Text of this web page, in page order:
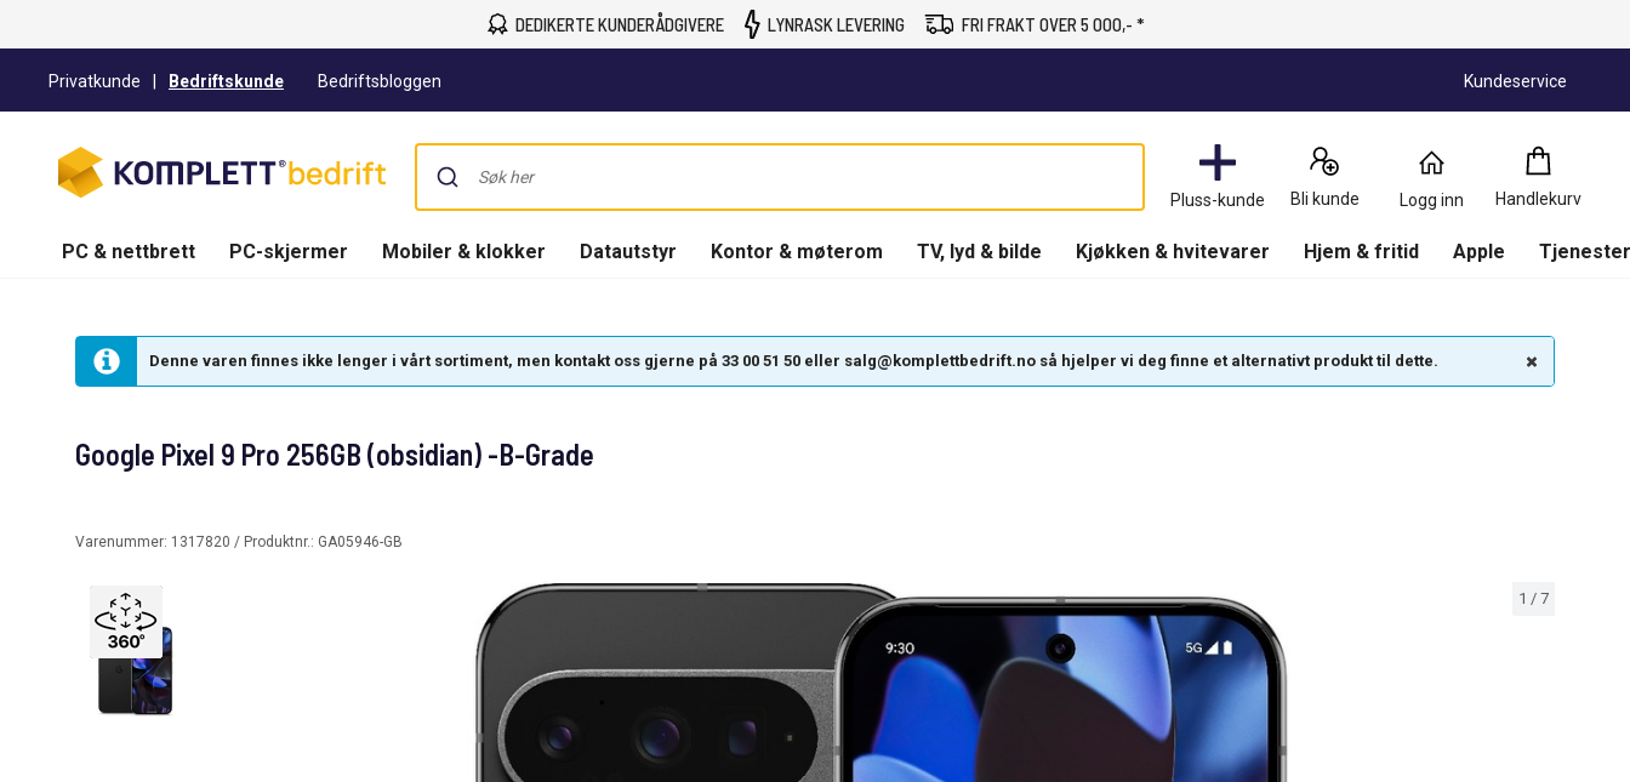
DEDIKERTE KUNDERÅDGIVERE LYNRASK LEVERING FRI FRAKT OVER 5 000,- *
Privatkunde Bedriftskunde Bedriftsbloggen Kundeservice
Pluss-kunde Bli kunde Logg inn Handlekurv
Handlekurv
0
Produkter
PC & nettbrett PC-skjermer Mobiler & klokker Datautstyr Kontor & møterom TV, lyd & bilde Kjøkken & hvitevarer Hjem & fritid Apple
Denne varen finnes ikke lenger i vårt sortiment, men kontakt oss gjerne på 33 00 51 50 eller salg@komplettbedrift.no så hjelper vi deg finne et alternativt produkt til dette.
1 / 7
Google Pixel 9 Pro 256GB (obsidian) -B-Grade
Varenummer: 1317820 / Produktnr.: GA05946-GB